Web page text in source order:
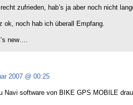
zufrieden, hab’s ja aber noch nicht
ok, noch hab ich überall Empfang.
new….
2007 @ 00:25
Navi software von BIKE GPS MOBILE